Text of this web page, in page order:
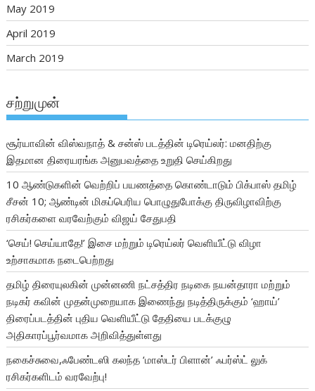
May 2019
April 2019
March 2019
சற்றுமுன்
சூர்யாவின் விஸ்வநாத் & சன்ஸ் படத்தின் டிரெய்லர்: மனதிற்கு
இதமான திரையரங்க அனுபவத்தை உறுதி செய்கிறது
10 ஆண்டுகளின் வெற்றிப் பயணத்தை கொண்டாடும் பிக்பாஸ் தமிழ்
சீசன் 10; ஆண்டின் மிகப்பெரிய பொழுதுபோக்கு திருவிழாவிற்கு
ரசிகர்களை வரவேற்கும் விஜய் சேதுபதி
‘செய்! செய்யாதே!’ இசை மற்றும் டிரெய்லர் வெளியீட்டு விழா
உற்சாகமாக நடைபெற்றது
தமிழ் திரையுலகின் முன்னணி நட்சத்திர நடிகை நயன்தாரா மற்றும்
நடிகர் கவின் முதன்முறையாக இணைந்து நடித்திருக்கும் ‘ஹாய்’
திரைப்படத்தின் புதிய வெளியீட்டு தேதியை படக்குழு
அதிகாரப்பூர்வமாக அறிவித்துள்ளது
நகைச்சுவை,ஃபேண்டஸி கலந்த ‘மாஸ்டர் பிளான்’ ஃபர்ஸ்ட் லுக்
ரசிகர்களிடம் வரவேற்பு!